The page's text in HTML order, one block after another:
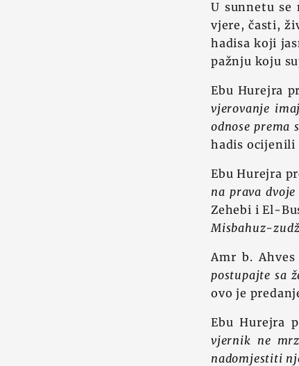
U sunnetu se
vjere, časti,
hadisa koji
pažnju koju
Ebu Hurejra
vjerovanje
odnose prema
hadis ocijenili
Ebu Hurejra
na prava
Zehebi i El-
Misbahuz-
Amr b.
postupajte sa
ovo je
Ebu Hurejra
vjernik ne
nadomjestiti